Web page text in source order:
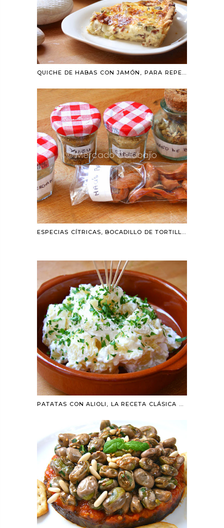
QUICHE DE HABAS CON JAMÓN, PARA REPETIR UNA Y MIL VECES
ESPECIAS CÍTRICAS, BOCADILLO DE TORTILLA Y AGUACATE Y UN BLOG RECOMENDADO
PATATAS CON ALIOLI, LA RECETA CLÁSICA DE LOS BARES